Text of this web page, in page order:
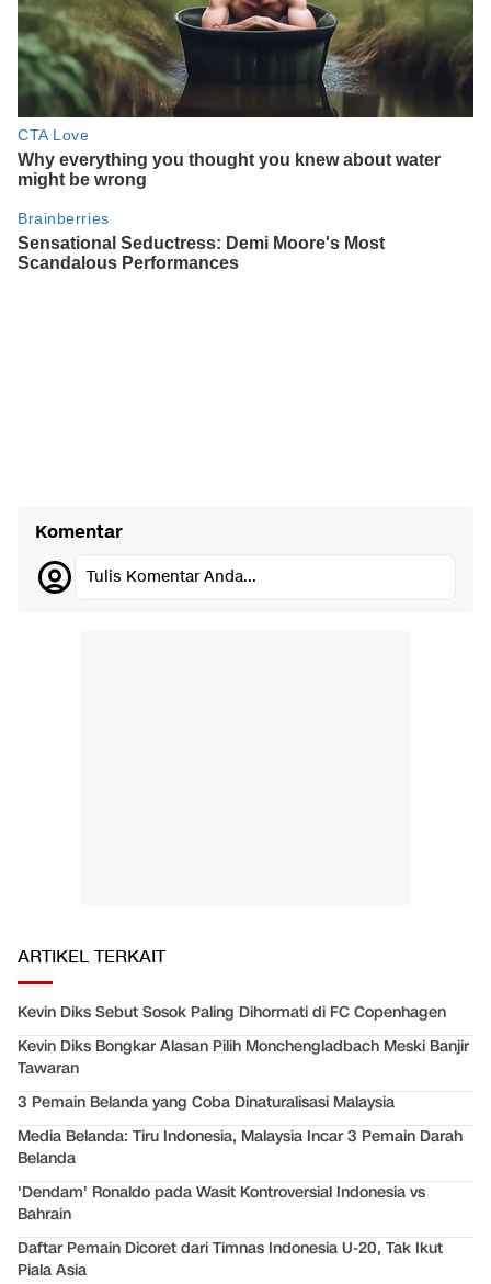
Komentar
Tulis Komentar Anda...
ARTIKEL TERKAIT
Kevin Diks Sebut Sosok Paling Dihormati di FC Copenhagen
Kevin Diks Bongkar Alasan Pilih Monchengladbach Meski Banjir
Tawaran
3 Pemain Belanda yang Coba Dinaturalisasi Malaysia
Media Belanda: Tiru Indonesia, Malaysia Incar 3 Pemain Darah
Belanda
'Dendam' Ronaldo pada Wasit Kontroversial Indonesia vs
Bahrain
Daftar Pemain Dicoret dari Timnas Indonesia U-20, Tak Ikut
Piala Asia